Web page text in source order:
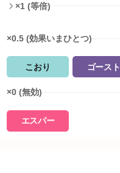
×1 (等倍)
×0.5 (効果いまひとつ)
こおり ゴースト
×0 (無効)
エスパー